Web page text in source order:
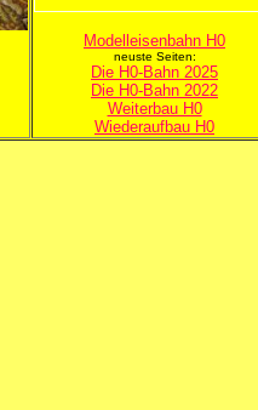
Modelleisenbahn H0
neuste Seiten:
Die H0-Bahn 2025
Die H0-Bahn 2022
Weiterbau H0
Wiederaufbau H0